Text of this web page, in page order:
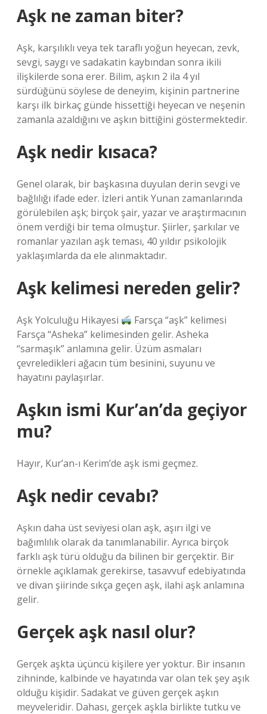
Aşk ne zaman biter?
Aşk, karşılıklı veya tek taraflı yoğun heyecan, zevk,
sevgi, saygı ve sadakatin kaybından sonra ikili
ilişkilerde sona erer. Bilim, aşkın 2 ila 4 yıl
sürdüğünü söylese de deneyim, kişinin partnerine
karşı ilk birkaç günde hissettiği heyecan ve neşenin
zamanla azaldığını ve aşkın bittiğini göstermektedir.
Aşk nedir kısaca?
Genel olarak, bir başkasına duyulan derin sevgi ve
bağlılığı ifade eder. İzleri antik Yunan zamanlarında
görülebilen aşk; birçok şair, yazar ve araştırmacının
önem verdiği bir tema olmuştur. Şiirler, şarkılar ve
romanlar yazılan aşk teması, 40 yıldır psikolojik
yaklaşımlarda da ele alınmaktadır.
Aşk kelimesi nereden gelir?
Aşk Yolculuğu Hikayesi
Farsça “aşk” kelimesi
Farsça “Asheka” kelimesinden gelir. Asheka
“sarmaşık” anlamına gelir. Üzüm asmaları
çevreledikleri ağacın tüm besinini, suyunu ve
hayatını paylaşırlar.
Aşkın ismi Kur’an’da geçiyor
mu?
Hayır, Kur’an-ı Kerim’de aşk ismi geçmez.
Aşk nedir cevabı?
Aşkın daha üst seviyesi olan aşk, aşırı ilgi ve
bağımlılık olarak da tanımlanabilir. Ayrıca birçok
farklı aşk türü olduğu da bilinen bir gerçektir. Bir
örnekle açıklamak gerekirse, tasavvuf edebiyatında
ve divan şiirinde sıkça geçen aşk, ilahi aşk anlamına
gelir.
Gerçek aşk nasıl olur?
Gerçek aşkta üçüncü kişilere yer yoktur. Bir insanın
zihninde, kalbinde ve hayatında var olan tek şey aşık
olduğu kişidir. Sadakat ve güven gerçek aşkın
meyveleridir. Dahası, gerçek aşkla birlikte tutku ve